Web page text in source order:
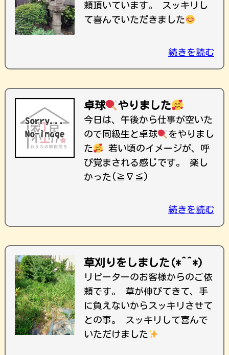
頼頂いています。 スッキリし
て喜んでいただきました
続きを読む
卓球 やりました
今日は、午後から仕事が空いた
ので同級生と卓球
をやりまし
た
若い頃のイメージが、呼
び覚まされる感じです。 楽し
かった(≧∇≦)
続きを読む
草刈りをしました(*^^*)
リピーターのお客様からのご依
頼です。 草が伸びてきて、手
に負えないからスッキリさせて
との事。 スッキリして喜んで
いただけました